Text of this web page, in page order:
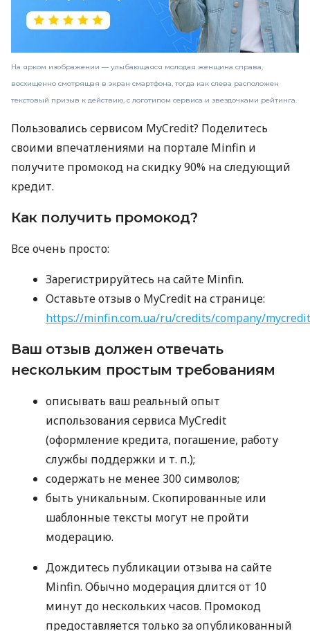
На ярком изображении — улыбающаяся молодая женщина справа,
восхищенно смотрящая в экран смартфона, тогда как слева расположен
текстовый призыв к действию, с логотипом сервиса и звездочками рейтинга.
Пользовались сервисом MyCredit? Поделитесь
своими впечатлениями на портале Minfin и
получите промокод на скидку 90% на следующий
кредит.
Как получить промокод?
Все очень просто:
Зарегистрируйтесь на сайте Minfin.
Оставьте отзыв о MyCredit на странице:
https://minfin.com.ua/ru/credits/company/
Ваш отзыв должен отвечать
нескольким простым требованиям
описывать ваш реальный опыт
использования сервиса MyCredit
(оформление кредита, погашение, работу
службы поддержки и т. п.);
содержать не менее 300 символов;
быть уникальным. Скопированные или
шаблонные тексты могут не пройти
модерацию.
Дождитесь публикации отзыва на сайте
Minfin. Обычно модерация длится от 10
минут до нескольких часов. Промокод
предоставляется только за опубликованный